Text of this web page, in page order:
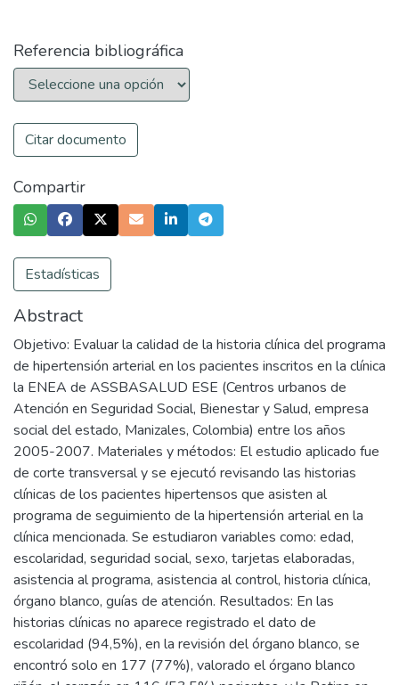
Referencia bibliográfica
Citar documento
Compartir
Estadísticas
Abstract
Objetivo: Evaluar la calidad de la historia clínica del programa
de hipertensión arterial en los pacientes inscritos en la clínica
la ENEA de ASSBASALUD ESE (Centros urbanos de
Atención en Seguridad Social, Bienestar y Salud, empresa
social del estado, Manizales, Colombia) entre los años
2005-2007. Materiales y métodos: El estudio aplicado fue
de corte transversal y se ejecutó revisando las historias
clínicas de los pacientes hipertensos que asisten al
programa de seguimiento de la hipertensión arterial en la
clínica mencionada. Se estudiaron variables como: edad,
escolaridad, seguridad social, sexo, tarjetas elaboradas,
asistencia al programa, asistencia al control, historia clínica,
órgano blanco, guías de atención. Resultados: En las
historias clínicas no aparece registrado el dato de
escolaridad (94,5%), en la revisión del órgano blanco, se
encontró solo en 177 (77%), valorado el órgano blanco